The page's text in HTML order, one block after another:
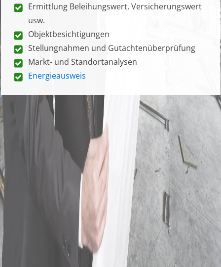
Ermittlung Beleihungswert, Versicherungswert
usw.
Objektbesichtigungen
Stellungnahmen und Gutachtenüberprüfung
Markt- und Standortanalysen
Energieausweis